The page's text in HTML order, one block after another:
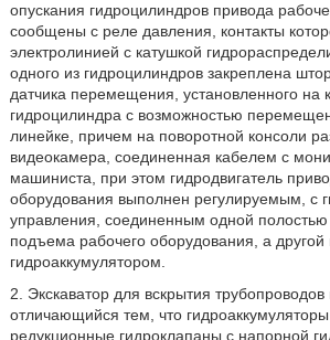
опускания гидроцилиндров привода
сообщены с реле давления, контакты
электролинией с катушкой
одного из гидроцилиндров закреплена
датчика перемещения, установленного на
гидроцилиндра с возможностью
линейке, причем на поворотной консоли
видеокамера, соединенная кабелем с
машиниста, при этом гидродвигатель
оборудования выполнен регулируемым, с
управления, соединенным одной
подъема рабочего оборудования, а
гидроаккумулятором.
2. Экскаватор для вскрытия трубопроводов
отличающийся тем, что
редукционные гидроклапаны с напорной